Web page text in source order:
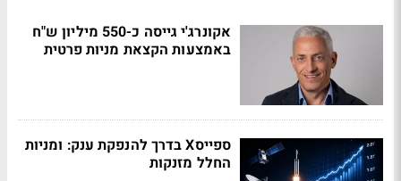
אקונרג'י גייסה כ-550 מיליון ש"ח
באמצעות הקצאת מניות פרטית
ספייסX בדרך להנפקת ענק: ומניות
החלל מזנקות